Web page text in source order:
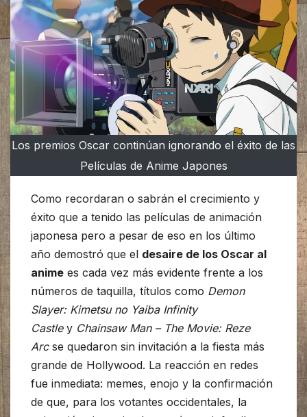
Los premios Oscar continúan ignorando el éxito de las
Películas de Anime Japones
Como recordaran o sabrán el crecimiento y
éxito que a tenido las películas de animación
japonesa pero a pesar de eso en los último
año demostró que el desaire de los Oscar al
anime es cada vez más evidente frente a los
números de taquilla, títulos como Demon
Slayer: Kimetsu no Yaiba Infinity
Castley Chainsaw Man – The Movie: Reze
Arcse quedaron sin invitación a la fiesta más
grande de Hollywood. La reacción en redes
fue inmediata: memes, enojo y la confirmación
de que, para los votantes occidentales, la